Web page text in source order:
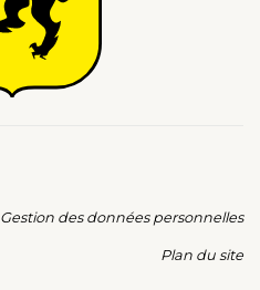
Gestion des données personnelles
Plan du site